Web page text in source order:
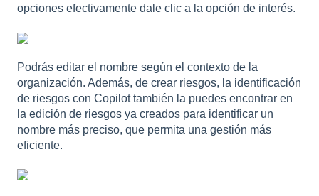
opciones efectivamente dale clic a la opción de interés.
Podrás editar el nombre según el contexto de la
organización. Además, de crear riesgos, la identificación
de riesgos con Copilot también la puedes encontrar en
la edición de riesgos ya creados para identificar un
nombre más preciso, que permita una gestión más
eficiente.